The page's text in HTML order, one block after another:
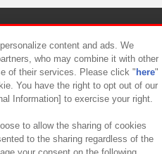
カスタマーハラスメント対応方針
content and ads. We
who may combine it with other
of their services. Please click " here"
You have the right to opt out of our
Information] to exercise your right.
to allow the sharing of cookies
to the sharing regardless of the